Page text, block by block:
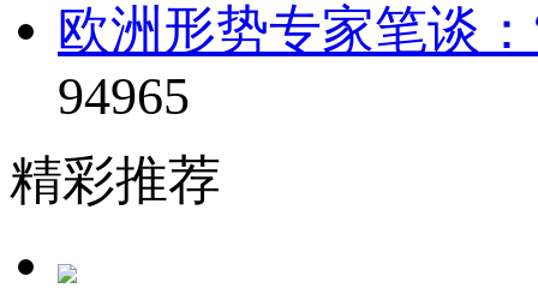
欧洲形势专家笔谈
94965
精彩推荐